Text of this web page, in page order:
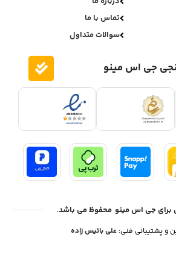
تماس با ما
سوالات متداول
جی اس مینو
برای جی اس مینو محفوظ می باشد.
و پشتیبانی فنی:علی بائیس زاده